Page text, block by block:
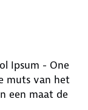
Ipsum - One
muts van het
een maat de